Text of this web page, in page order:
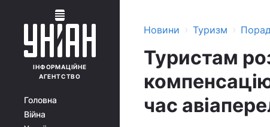
ІНФОРМАЦІЙНЕ
АГЕНТСТВО
Головна
Війна
Новини › Туризм ›
Туристам
час